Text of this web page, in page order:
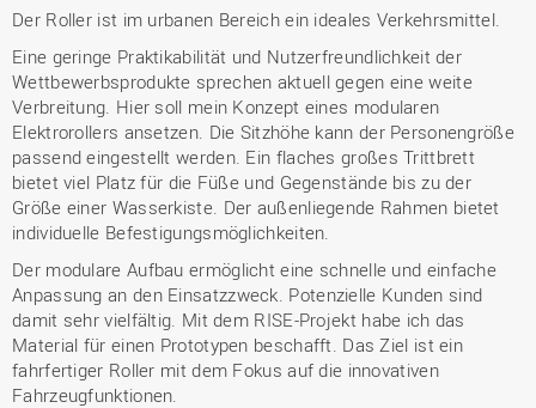
Der Roller ist im urbanen Bereich ein ideales Verkehrsmittel.
Eine geringe Praktikabilität und Nutzerfreundlichkeit der
Wettbewerbsprodukte sprechen aktuell gegen eine weite
Verbreitung. Hier soll mein Konzept eines modularen
Elektrorollers ansetzen. Die Sitzhöhe kann der Personengröße
passend eingestellt werden. Ein flaches großes Trittbrett
bietet viel Platz für die Füße und Gegenstände bis zu der
Größe einer Wasserkiste. Der außenliegende Rahmen bietet
individuelle Befestigungsmöglichkeiten.
Der modulare Aufbau ermöglicht eine schnelle und einfache
Anpassung an den Einsatzzweck. Potenzielle Kunden sind
damit sehr vielfältig. Mit dem RISE-Projekt habe ich das
Material für einen Prototypen beschafft. Das Ziel ist ein
fahrfertiger Roller mit dem Fokus auf die innovativen
Fahrzeugfunktionen.